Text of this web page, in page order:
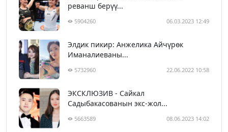
реванш берүү...
5904260 06.03.2023 12:49
Элдик пикир: Анжелика Айчүрөк
Иманалиеваны...
5732960 22.06.2022 10:58
ЭКСКЛЮЗИВ - Сайкал
Садыбакасованын экс-жол...
5663589 08.06.2023 14:02